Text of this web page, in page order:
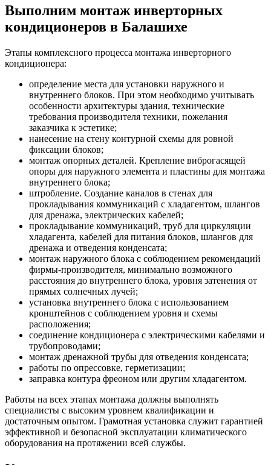
Выполним монтаж инверторных
кондиционеров в Балашихе
Этапы комплексного процесса монтажа инверторного
кондиционера:
определение места для установки наружного и
внутреннего блоков. При этом необходимо учитывать
особенности архитектуры здания, технические
требования производителя техники, пожелания
заказчика к эстетике;
нанесение на стену контурной схемы для ровной
фиксации блоков;
монтаж опорных деталей. Крепление виброгасящей
опоры для наружного элемента и пластины для монтажа
внутреннего блока;
штробление. Создание каналов в стенах для
прокладывания коммуникаций с хладагентом, шлангов
для дренажа, электрических кабелей;
прокладывание коммуникаций, труб для циркуляции
хладагента, кабелей для питания блоков, шлангов для
дренажа и отведения конденсата;
монтаж наружного блока с соблюдением рекомендаций
фирмы-производителя, минимально возможного
расстояния до внутреннего блока, уровня затенения от
прямых солнечных лучей;
установка внутреннего блока с использованием
кронштейнов с соблюдением уровня и схемы
расположения;
соединение кондиционера с электрическими кабелями и
трубопроводами;
монтаж дренажной трубы для отведения конденсата;
работы по опрессовке, герметизации;
заправка контура фреоном или другим хладагентом.
Работы на всех этапах монтажа должны выполнять
специалисты с высоким уровнем квалификации и
достаточным опытом. Грамотная установка служит гарантией
эффективной и безопасной эксплуатации климатического
оборудования на протяжении всей службы.